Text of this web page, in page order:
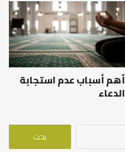
أهم أسباب عدم استجابة
الدعاء
البحث